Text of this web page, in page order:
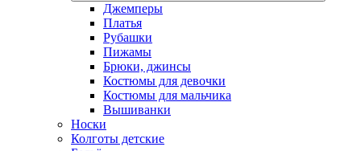
Джемперы
Платья
Рубашки
Пижамы
Брюки, джинсы
Костюмы для девочки
Костюмы для мальчика
Вышиванки
Носки
Колготы детские